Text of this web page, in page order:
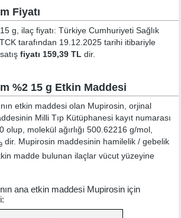
Fiyatı
g, ilaç fiyatı: Türkiye Cumhuriyeti Sağlık
tarafından 19.12.2025 tarihi itibariyle
fiyatı 159,39 TL dir.
%2 15 g Etkin Maddesi
etkin maddesi olan Mupirosin, orjinal
Milli Tıp Kütüphanesi kayıt numarası
olup, molekül ağırlığı 500.62216 g/mol,
dir. Mupirosin maddesinin hamilelik / gebelik
madde bulunan ilaçlar vücut yüzeyine
ana etkin maddesi Mupirosin için